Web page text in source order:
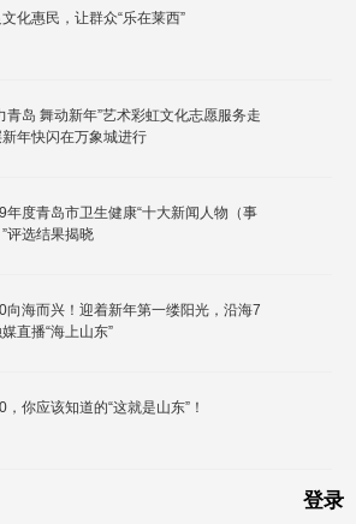
化惠民，让群众“乐在莱西”
青岛 舞动新年”艺术彩虹文化志愿服务走
年快闪在万象城进行
年度青岛市卫生健康“十大新闻人物（事
评选结果揭晓
向海而兴！迎着新年第一缕阳光，沿海7
直播“海上山东”
，你应该知道的“这就是山东”！
登录